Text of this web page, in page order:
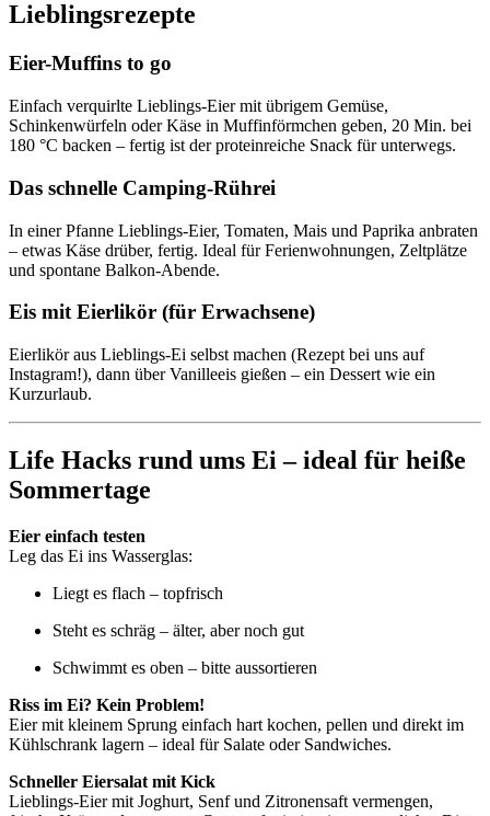
Lieblingsrezepte
Eier-Muffins to go
Einfach verquirlte Lieblings-Eier mit übrigem Gemüse,
Schinkenwürfeln oder Käse in Muffinförmchen geben, 20 Min. bei
180 °C backen – fertig ist der proteinreiche Snack für unterwegs.
Das schnelle Camping-Rührei
In einer Pfanne Lieblings-Eier, Tomaten, Mais und Paprika anbraten
– etwas Käse drüber, fertig. Ideal für Ferienwohnungen, Zeltplätze
und spontane Balkon-Abende.
Eis mit Eierlikör (für Erwachsene)
Eierlikör aus Lieblings-Ei selbst machen (Rezept bei uns auf
Instagram!), dann über Vanilleeis gießen – ein Dessert wie ein
Kurzurlaub.
Life Hacks rund ums Ei – ideal für heiße
Sommertage
Eier einfach testen
Leg das Ei ins Wasserglas:
Liegt es flach – topfrisch
Steht es schräg – älter, aber noch gut
Schwimmt es oben – bitte aussortieren
Riss im Ei? Kein Problem!
Eier mit kleinem Sprung einfach hart kochen, pellen und direkt im
Kühlschrank lagern – ideal für Salate oder Sandwiches.
Schneller Eiersalat mit Kick
Lieblings-Eier mit Joghurt, Senf und Zitronensaft vermengen,